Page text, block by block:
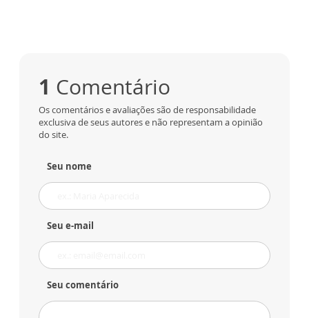
1 Comentário
Os comentários e avaliações são de responsabilidade
exclusiva de seus autores e não representam a opinião
do site.
Seu nome
Seu e-mail
Seu comentário